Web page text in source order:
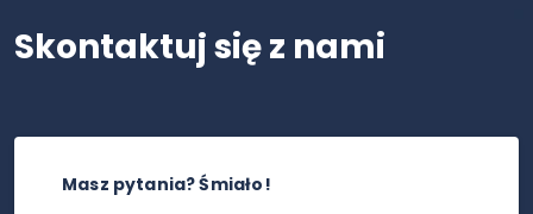
Skontaktuj się z nami
Masz pytania? Śmiało!